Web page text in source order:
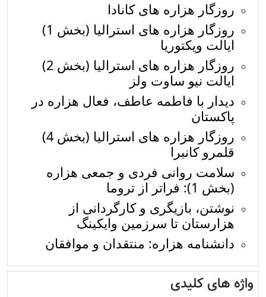
روزگار هزاره های کانادا
روزگار هزاره های استرالیا (بخش 1)
ایالت ویکتوریا
روزگار هزاره های استرالیا (بخش 2)
ایالت نیو ساوت ولز
دیدار با فاطمه عاطف، فعال هزاره در
پاکستان
روزگار هزاره های استرالیا (بخش 4)
قلمرو کانبرا
سلامت روانی فردی و جمعی هزاره
(بخش 1): فراتر از تروما
نوشتن، بازیگری و کارگردانی از
هزارستان تا سرزمین وایکینگ
دانشنامه هزاره: منتقدان و موافقان
واژه های کلیدی